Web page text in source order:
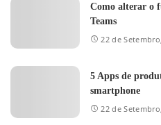
Como alterar o
Teams
22 de
5 Apps de
smartphone
22 de